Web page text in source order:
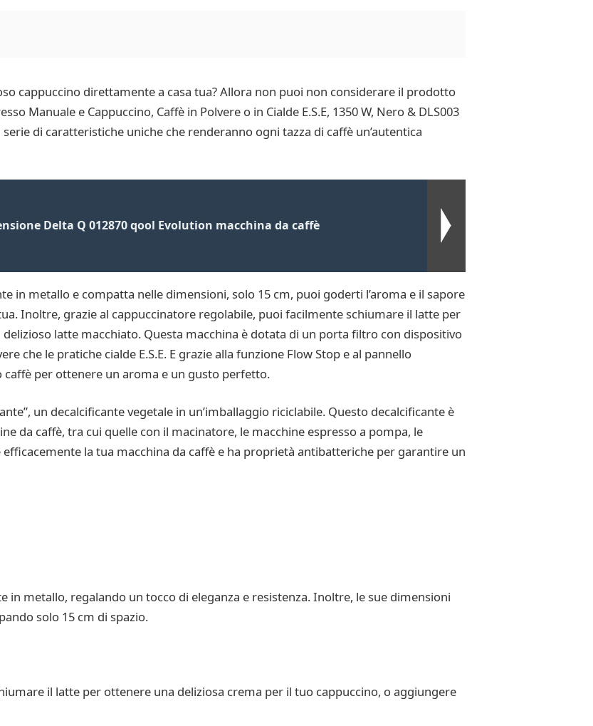
cappuccino direttamente a casa tua? Allora non puoi non considerare il prodotto
Manuale e Cappuccino, Caffè in Polvere o in Cialde E.S.E, 1350 W, Nero & DLS003
di caratteristiche uniche che renderanno ogni tazza di caffè un’autentica
Delta Q 012870 qool Evolution macchina da caffè
in metallo e compatta nelle dimensioni, solo 15 cm, puoi goderti l’aroma e il sapore
Inoltre, grazie al cappuccinatore regolabile, puoi facilmente schiumare il latte per
latte macchiato. Questa macchina è dotata di un porta filtro con dispositivo
che le pratiche cialde E.S.E. E grazie alla funzione Flow Stop e al pannello
per ottenere un aroma e un gusto perfetto.
un decalcificante vegetale in un’imballaggio riciclabile. Questo decalcificante è
da caffè, tra cui quelle con il macinatore, le macchine espresso a pompa, le
la tua macchina da caffè e ha proprietà antibatteriche per garantire un
in metallo, regalando un tocco di eleganza e resistenza. Inoltre, le sue dimensioni
solo 15 cm di spazio.
il latte per ottenere una deliziosa crema per il tuo cappuccino, o aggiungere